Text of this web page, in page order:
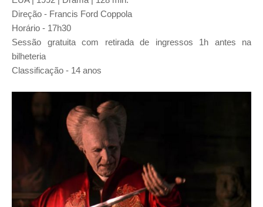
Direção - Francis Ford Coppola
Horário - 17h30
Sessão gratuita com retirada de ingressos 1h antes na
bilheteria
Classificação - 14 anos